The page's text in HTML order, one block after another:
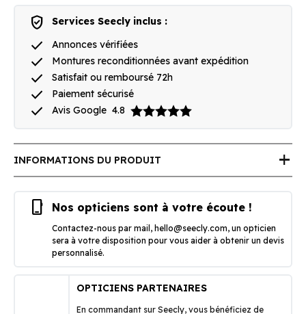
verified_user Services Seecly inclus :
done Annonces vérifiées
done Montures reconditionnées avant expédition
done Satisfait ou remboursé 72h
done Paiement sécurisé
done Avis Google 4.8
INFORMATIONS DU PRODUIT add
phone_iphone Nos opticiens sont à votre écoute !
Contactez-nous par mail, hello@seecly.com, un opticien
sera à votre disposition pour vous aider à obtenir un devis
personnalisé.
OPTICIENS PARTENAIRES
En commandant sur Seecly, vous bénéficiez de